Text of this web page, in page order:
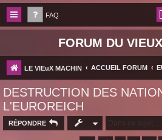
FAQ
FORUM DU
LE VIEuX MACHIN ACCUEIL FORUM
DESTRUCTION DES
L'EUROREICH
RÉPONDRE